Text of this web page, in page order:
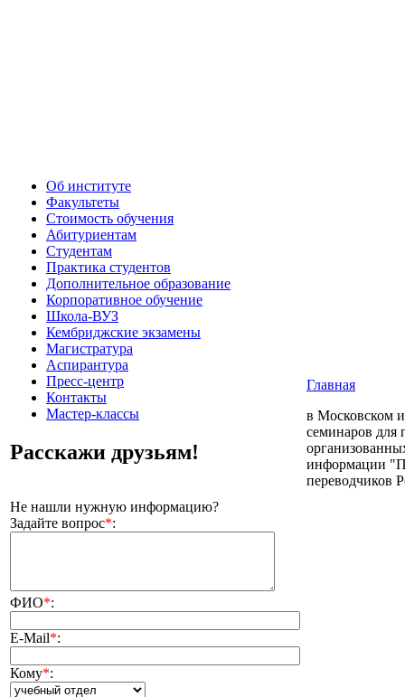
Об институте
Факультеты
Стоимость обучения
Абитуриентам
Студентам
Практика студентов
Дополнительное образование
Корпоративное обучение
Школа-ВУЗ
Кембриджские экзамены
Магистратура
Аспирантура
Пресс-центр
Контакты
Мастер-классы
Расскажи друзьям!
Не нашли нужную информацию?
Задайте вопрос*:
ФИО*:
E-Mail*:
Кому*:
Главная
в Московском
семинаров для
информации
переводчиков